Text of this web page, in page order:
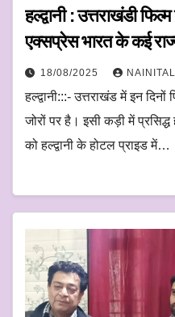
हल्द्वानी : उत्तराखंडी
एक्सप्रेस भारत के कई
18/08/2025
हल्द्वानी:::- उत्तराखंड में इन
जोरों पर है। इसी कड़ी में
को हल्द्वानी के होटल प्राइड में…